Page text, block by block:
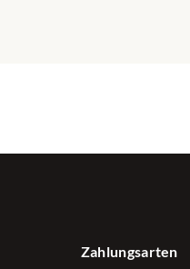
de Paris Dip ist mit
Zahlungsarten